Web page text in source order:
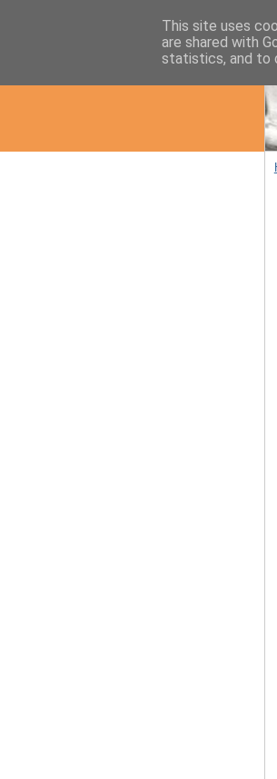
This site uses
are shared with
statistics, and to